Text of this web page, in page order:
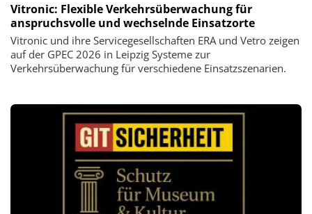
Vitronic: Flexible Verkehrsüberwachung für
anspruchsvolle und wechselnde Einsatzorte
Vitronic und ihre Servicegesellschaften ERA und Vetro zeigen
auf der GPEC 2026 in Leipzig Systeme zur
Verkehrsüberwachung für verschiedene Einsatzszenarien.